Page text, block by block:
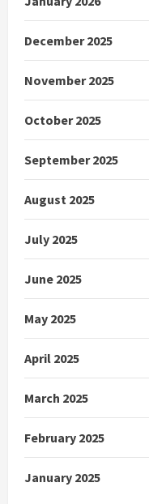
December 2025
November 2025
October 2025
September 2025
August 2025
July 2025
June 2025
May 2025
April 2025
March 2025
February 2025
January 2025